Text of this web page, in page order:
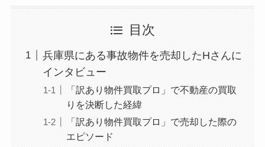
目次
兵庫県にある事故物件を売却したHさんに
インタビュー
「訳あり物件買取プロ」で不動産の買取
りを決断した経緯
「訳あり物件買取プロ」で売却した際の
エピソード